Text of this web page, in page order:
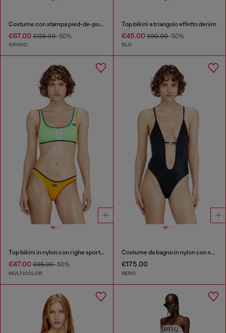
Costume con stampa pied-de-poule
€67.00 €135.00-50%
GRIGIO
Top bikini a triangolo effetto denim
€45.00€90.00-50%
BLU
Top bikini in nylon con righe sportive
€47.00 €95.00-50%
MULTICOLOR
Costume da bagno in nylon con scollatura profonda
€175.00
NERO